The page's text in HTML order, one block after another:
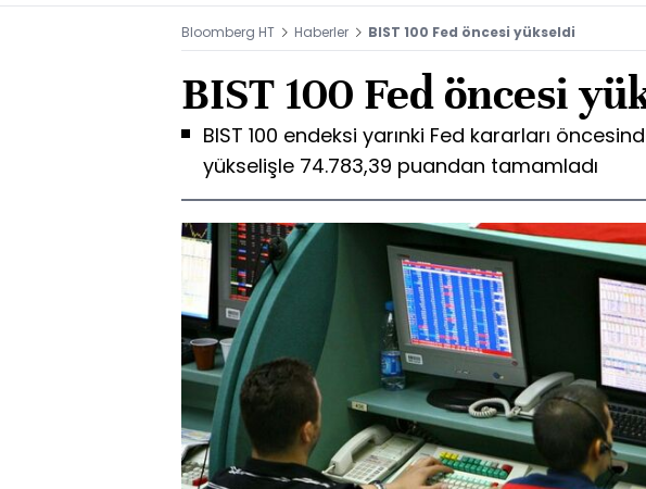
Bloomberg HT Haberler BIST 100 Fed öncesi yükseldi
BIST 100 Fed öncesi
BIST 100 endeksi yarınki Fed kararları
yükselişle 74.783,39 puandan tamamladı